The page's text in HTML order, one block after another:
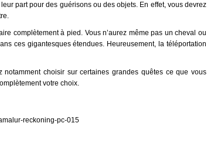
part pour des guérisons ou des objets. En effet, vous devrez
complètement à pied. Vous n’aurez même pas un cheval ou
ces gigantesques étendues. Heureusement, la téléportation
choisir sur certaines grandes quêtes ce que vous
votre choix.